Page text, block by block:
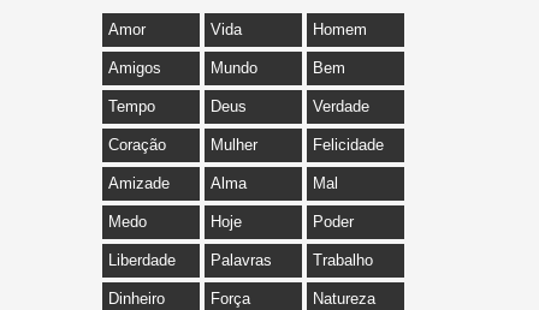
Amor Vida Homem
Amigos Mundo Bem
Tempo Deus Verdade
Coração Mulher Felicidade
Amizade Alma Mal
Medo Hoje Poder
Liberdade Palavras Trabalho
Dinheiro Força Natureza